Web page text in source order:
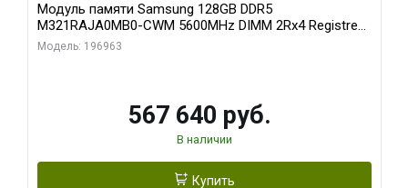
Модуль памяти Samsung 128GB DDR5
M321RAJA0MB0-CWM 5600MHz DIMM 2Rx4 Registred
ECC
Модель: 196963
567 640 руб.
В наличии
Купить